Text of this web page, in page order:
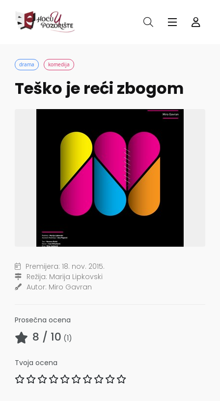
drama komedija
Teško je reći zbogom
Premijera: 18. nov. 2015.
Režija: Marija Lipkovski
Autor: Miro Gavran
Prosečna ocena
8 / 10 (1)
Tvoja ocena